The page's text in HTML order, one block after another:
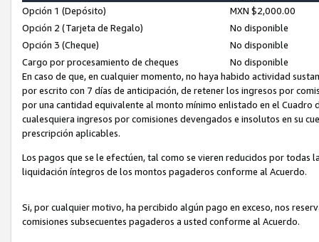
Opción 1 (Depósito)
MXN $2,000.00
Opción 2 (Tarjeta de Regalo)
No disponible
Opción 3 (Cheque)
No disponible
Cargo por procesamiento de cheques
No disponible
En caso de que, en cualquier momento, no haya habido actividad
por escrito con 7 días de anticipación, de retener los ingresos por
por una cantidad equivalente al monto mínimo enlistado en el
cualesquiera ingresos por comisiones devengados e insolutos en su
prescripción aplicables.
Los pagos que se le efectúen, tal como se vieren reducidos por todas
liquidación íntegros de los montos pagaderos conforme al Acuerdo.
Si, por cualquier motivo, ha percibido algún pago en exceso, nos
comisiones subsecuentes pagaderos a usted conforme al Acuerdo.